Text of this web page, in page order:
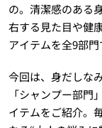
の。清潔感のある
右する見た目や健
アイテムを全9部門
今回は、身だしな
「シャンプー部
イテムをご紹介。